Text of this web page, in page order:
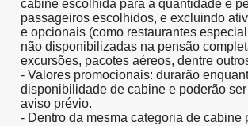
cabine escolhida para a quantidade e
passageiros escolhidos, e excluindo
e opcionais (como restaurantes
não disponibilizadas na pensão
excursões, pacotes aéreos, dentre
- Valores promocionais: durarão
disponibilidade de cabine e poderão
aviso prévio.
- Dentro da mesma categoria de cabine